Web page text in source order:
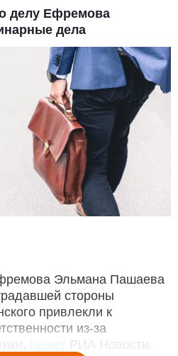
делу Ефремова
дела
Эльмана Пашаева
стороны
привлекли к
из-за
РИА Новости.